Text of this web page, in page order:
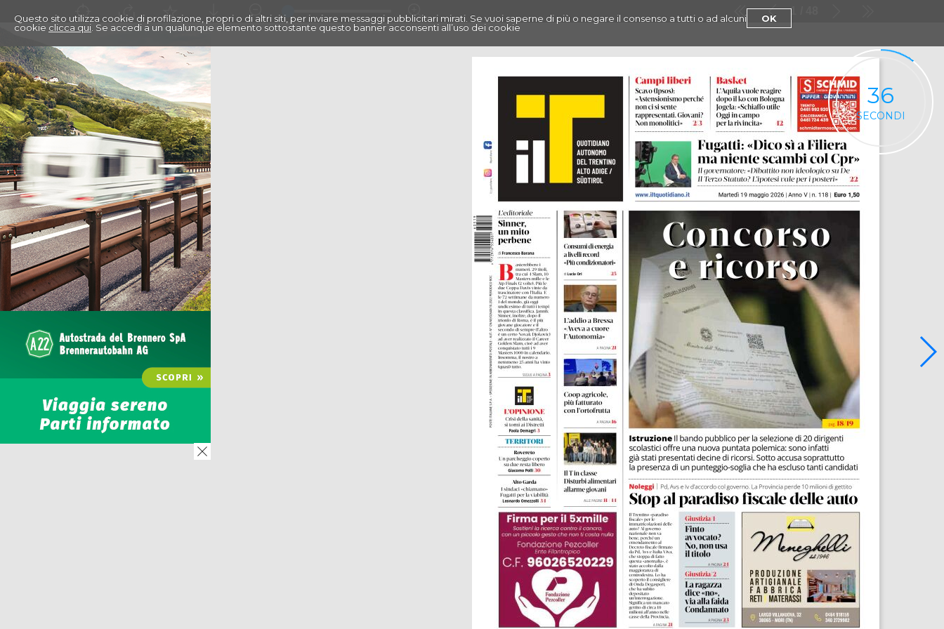
Questo sito utilizza cookie di profilazione, propri o di altri siti, per inviare messaggi pubblicitari mirati. Se vuoi saperne di più o negare il consenso a tutti o ad alcuni
cookie clicca qui . Se accedi a un qualunque elemento sottostante questo banner acconsenti all’uso dei cookie
OK
1
36
SECONDI